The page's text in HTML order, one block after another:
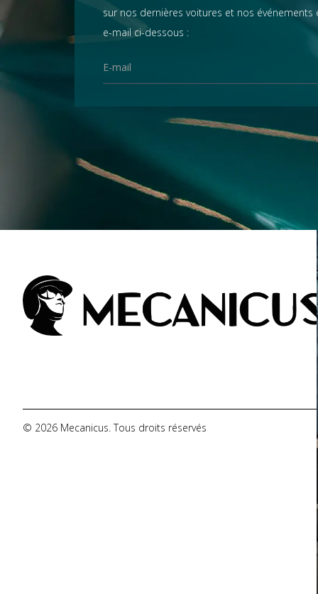
Chrysler
Citroën
D.B
De Tomaso
sur nos dernières voitures et nos événements
e-mail ci-dessous :
© 2026 Mecanicus. Tous droits réservés